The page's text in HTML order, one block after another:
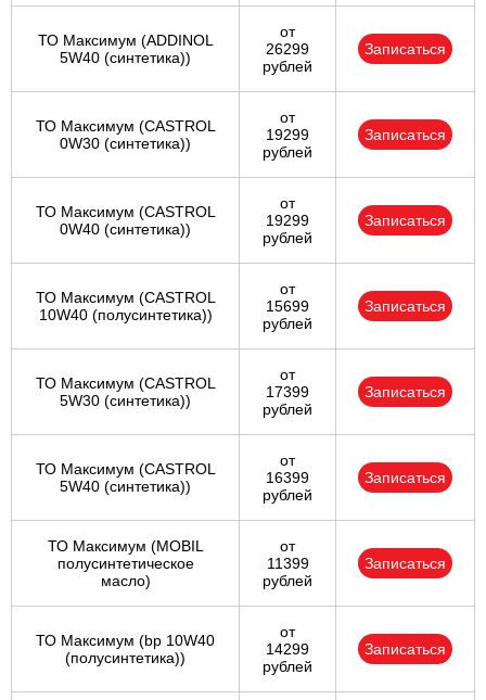
ТО Максимум (ADDINOL
5W40 (синтетика))
от
26299
рублей
Записаться
ТО Максимум (CASTROL
0W30 (синтетика))
от
19299
рублей
Записаться
ТО Максимум (CASTROL
0W40 (синтетика))
от
19299
рублей
Записаться
ТО Максимум (CASTROL
10W40 (полусинтетика))
от
15699
рублей
Записаться
ТО Максимум (CASTROL
5W30 (синтетика))
от
17399
рублей
Записаться
ТО Максимум (CASTROL
5W40 (синтетика))
от
16399
рублей
Записаться
ТО Максимум (MOBIL
полуcинтетическое
масло)
от
11399
рублей
Записаться
ТО Максимум (bp 10W40
(полусинтетика))
от
14299
рублей
Записаться